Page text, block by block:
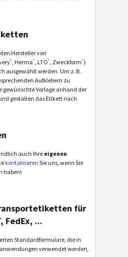
Hersteller von
®, Herma®, LTO®, Zweckform®)
ausgewählt werden. Um z. B.
Aufklebern zu
gewünschte Vorlage anhand der
gestalten das Etikett nach
auch Ihre eigenen
kontaktieren Sie uns, wenn Sie
haben!
für
FedEx, ...
Standardformulare, die in
verwendet werden,